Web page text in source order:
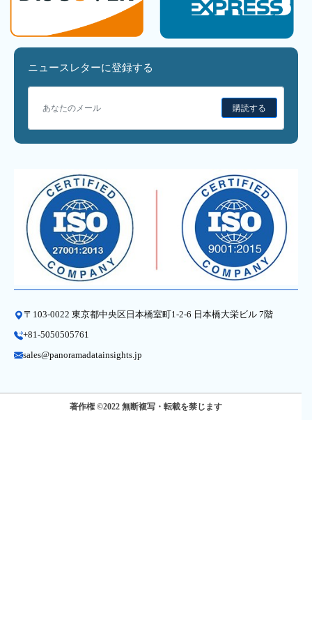
ニュースレターに登録する
購読する
〒103-0022 東京都中央区日本橋室町1-2-6 日本橋大栄ビル 7階
+81-5050505761
sales@panoramadatainsights.jp
著作権 ©2022 無断複写・転載を禁じます